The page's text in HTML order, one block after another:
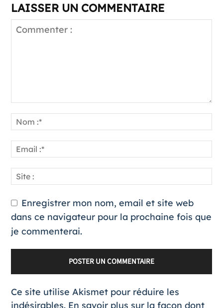
LAISSER UN COMMENTAIRE
Enregistrer mon nom, email et site web
dans ce navigateur pour la prochaine fois que
je commenterai.
Ce site utilise Akismet pour réduire les
indésirables. En savoir plus sur la façon dont